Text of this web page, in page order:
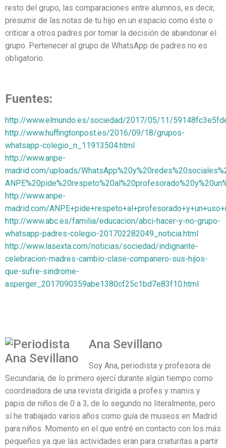
resto del grupo, las comparaciones entre alumnos, es decir,
presumir de las notas de tu hijo en un espacio como éste o
criticar a otros padres por tomar la decisión de abandonar el
grupo. Pertenecer al grupo de WhatsApp de padres no es
obligatorio.
Fuentes:
http://www.elmundo.es/sociedad/2017/05/11/
http://www.huffingtonpost.es/2016/09/18/grupos-
whatsapp-colegio_n_11913504.html
http://www.anpe-
madrid.com/uploads/
http://www.anpe-
madrid.com/
http://www.abc.es/familia/educacion/abci-hacer-y-no-grupo-
whatsapp-padres-colegio-201702282049_noticia.html
http://www.lasexta.com/noticias/sociedad/indignante-
celebracion-madres-cambio-clase-companero-sus-hijos-
que-sufre-sindrome-
asperger_2017090359abe1380cf25c1bd7e83f10.html
Ana Sevillano
Soy Ana, periodista y profesora de
Secundaria, de lo primero ejercí durante algún tiempo como
coordinadora de una revista dirigida a profes y mamis y
papis de niños de 0 a 3, de lo segundo no literalmente, pero
sí he trabajado varios años como guía de museos en Madrid
para niños. Momento en el que entré en contacto con los más
pequeños ya que las actividades eran para criaturitas a partir